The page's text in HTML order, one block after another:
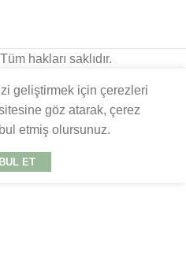
hakları saklıdır.
geliştirmek için çerezleri
göz atarak, çerez
etmiş olursunuz.
ET